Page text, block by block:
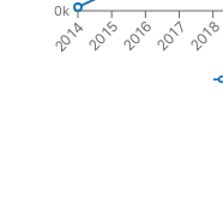
20142015201620172018
0k